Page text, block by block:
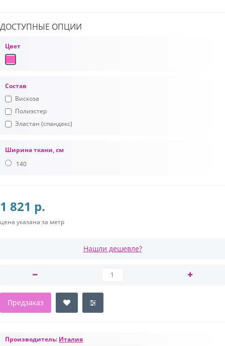
ДОСТУПНЫЕ ОПЦИИ
Цвет
Состав
Вискоза
Полиэстер
Эластан (спандекс)
Ширина ткани, см
140
1 821 р.
цена указана за метр
Нашли дешевле?
Предзаказ
Производитель: Италия